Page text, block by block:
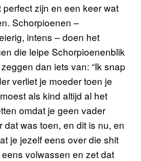
zijn en een keer wat
Schorpioenen –
intens – doen het
die leipe Schorpioenenblik
dan iets van: “Ik snap
verliet je moeder toen je
als kind altijd al het
omdat je geen vader
dat was toen, en dit is nu, en
je jezelf eens over die shit
volwassen en zet dat